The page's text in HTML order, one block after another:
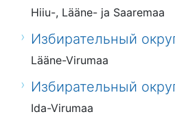
Hiiu-, Lääne- ja Saaremaa
Избирательный
Lääne-Virumaa
Избирательный
Ida-Virumaa